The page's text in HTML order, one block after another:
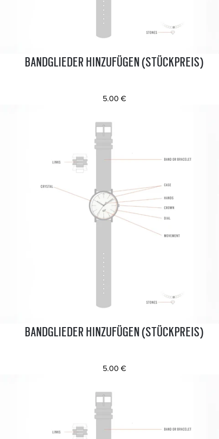
BANDGLIEDER HINZUFÜGEN (STÜCKPREIS)
5.00 €
BANDGLIEDER HINZUFÜGEN (STÜCKPREIS)
5.00 €